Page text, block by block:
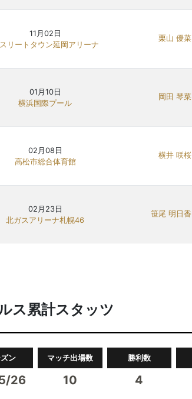
11月02日
リートタウン延岡アリーナ
栗山 優菜
01月10日
横浜国際プール
岡田 琴菜
02月08日
高松市総合体育館
横井 咲桜
02月23日
北ガスアリーナ札幌46
笹尾 明日香
ス累計スタッツ
ン
26
マッチ出場数
10
勝利数
4